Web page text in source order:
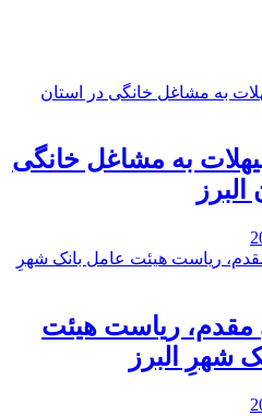
به مشاغل خانگی
ریاست هیئت
شهرِ البرز